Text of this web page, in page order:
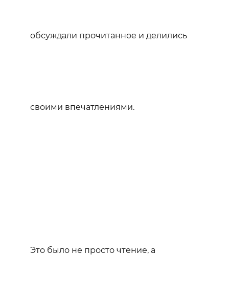
обсуждали прочитанное и делились
своими впечатлениями.
Это было не просто чтение, а